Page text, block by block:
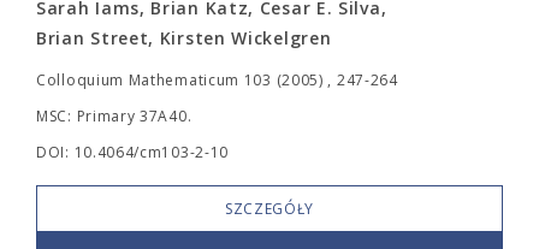
Sarah Iams, Brian Katz, Cesar E. Silva,
Brian Street, Kirsten Wickelgren
Colloquium Mathematicum 103 (2005) , 247-264
MSC: Primary 37A40.
DOI: 10.4064/cm103-2-10
SZCZEGÓŁY